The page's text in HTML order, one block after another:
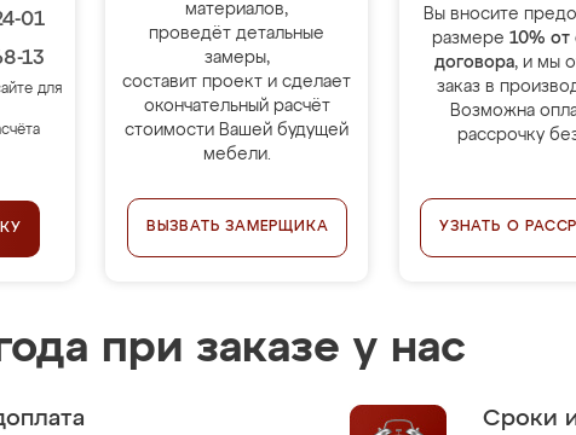
01
13
для
материалов,
проведёт детальные
замеры,
составит проект и сделает
окончательный расчёт
стоимости Вашей будущей
мебели.
ВЫЗВАТЬ ЗАМЕРЩИКА
Вы вносите
размере 10% от
договора, и мы
заказ в
Возможна
рассрочку
УЗНАТЬ О
при заказе у нас
Сроки